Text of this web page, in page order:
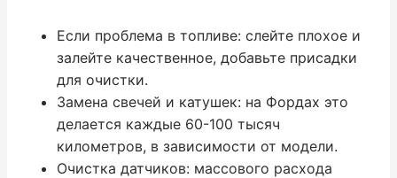
Если проблема в топливе: слейте плохое и
залейте качественное, добавьте присадки
для очистки.
Замена свечей и катушек: на Фордах это
делается каждые 60-100 тысяч
километров, в зависимости от модели.
Очистка датчиков: массового расхода